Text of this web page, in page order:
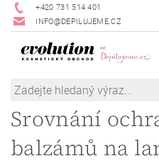
+420 731 514 401
INFO@DEPILUJEME.CZ
Srovnání
balzámů na